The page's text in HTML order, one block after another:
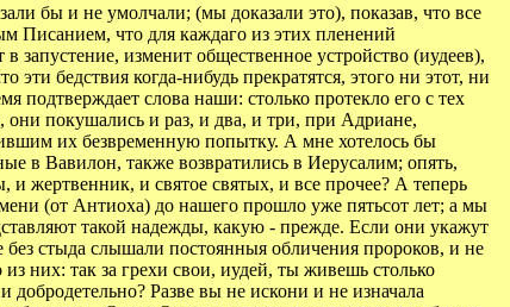
бы и не умолчали; (мы доказали это), показав, что все
Писанием, что для каждаго из этих пленений
запустение, изменит общественное устройство (иудеев),
бедствия когда-нибудь прекратятся, этого ни этот, ни
подтверждает слова наши: столько протекло его с тех
они покушались и раз, и два, и три, при Адриане,
их безвременную попытку. А мне хотелось бы
в Вавилон, также возвратились в Иерусалим; опять,
жертвенник, и святое святых, и все прочее? А теперь
(от Антиоха) до нашего прошло уже пятьсот лет; а мы
такой надежды, какую - прежде. Если они укажут
стыда слышали постоянныя обличения пророков, и не
них: так за грехи свои, иудей, ты живешь столько
Разве вы не искони и не изначала